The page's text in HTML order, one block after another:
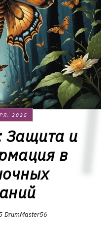
2025
Защита и
в
DrumMaster56